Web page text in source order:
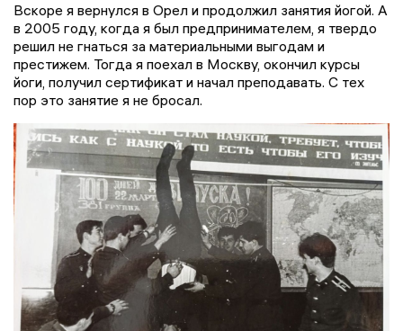
Вскоре я вернулся в Орел и продолжил занятия йогой. А
в 2005 году, когда я был предпринимателем, я твердо
решил не гнаться за материальными выгодам и
престижем. Тогда я поехал в Москву, окончил курсы
йоги, получил сертификат и начал преподавать. С тех
пор это занятие я не бросал.